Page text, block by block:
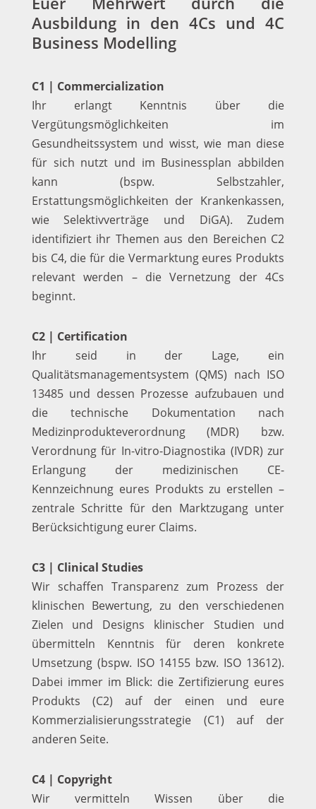
Ausbildung in den 4Cs und 4C
Business Modelling
C1 | Commercialization
Ihr erlangt Kenntnis über die
Vergütungsmöglichkeiten im
Gesundheitssystem und wisst, wie man diese
für sich nutzt und im Businessplan abbilden
kann (bspw. Selbstzahler,
Erstattungsmöglichkeiten der Krankenkassen,
wie Selektivverträge und DiGA). Zudem
identifiziert ihr Themen aus den Bereichen C2
bis C4, die für die Vermarktung eures Produkts
relevant werden – die Vernetzung der 4Cs
beginnt.
C2 | Certification
Ihr seid in der Lage, ein
Qualitätsmanagementsystem (QMS) nach ISO
13485 und dessen Prozesse aufzubauen und
die technische Dokumentation nach
Medizinprodukteverordnung (MDR) bzw.
Verordnung für In-vitro-Diagnostika (IVDR) zur
Erlangung der medizinischen CE-
Kennzeichnung eures Produkts zu erstellen –
zentrale Schritte für den Marktzugang unter
Berücksichtigung eurer Claims.
C3 | Clinical Studies
Wir schaffen Transparenz zum Prozess der
klinischen Bewertung, zu den verschiedenen
Zielen und Designs klinischer Studien und
übermitteln Kenntnis für deren konkrete
Umsetzung (bspw. ISO 14155 bzw. ISO 13612).
Dabei immer im Blick: die Zertifizierung eures
Produkts (C2) auf der einen und eure
Kommerzialisierungsstrategie (C1) auf der
anderen Seite.
C4 | Copyright
Wir vermitteln Wissen über die